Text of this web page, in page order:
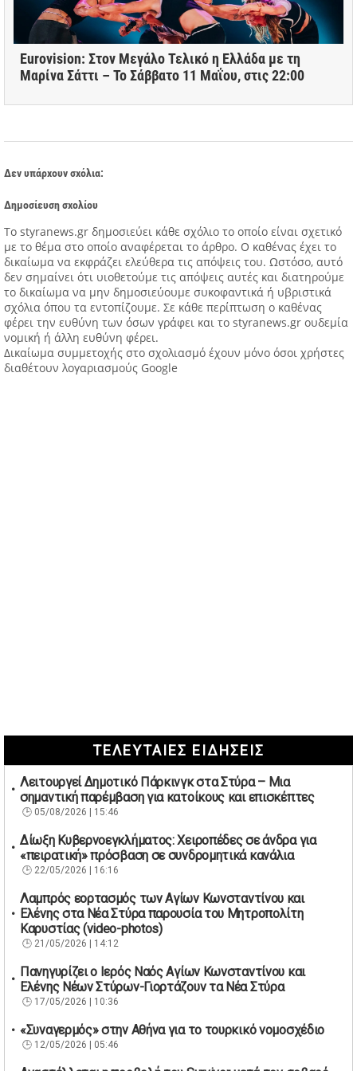
Eurovision: Στον Μεγάλο Τελικό η Ελλάδα με τη
Μαρίνα Σάττι – Το Σάββατο 11 Μαΐου, στις 22:00
Δεν υπάρχουν σχόλια:
Δημοσίευση σχολίου
Tο styranews.gr δημοσιεύει κάθε σχόλιο το οποίο είναι σχετικό
με το θέμα στο οποίο αναφέρεται το άρθρο. Ο καθένας έχει το
δικαίωμα να εκφράζει ελεύθερα τις απόψεις του. Ωστόσο, αυτό
δεν σημαίνει ότι υιοθετούμε τις απόψεις αυτές και διατηρούμε
το δικαίωμα να μην δημοσιεύουμε συκοφαντικά ή υβριστικά
σχόλια όπου τα εντοπίζουμε. Σε κάθε περίπτωση ο καθένας
φέρει την ευθύνη των όσων γράφει και το styranews.gr ουδεμία
νομική ή άλλη ευθύνη φέρει.
Δικαίωμα συμμετοχής στο σχολιασμό έχουν μόνο όσοι χρήστες
διαθέτουν λογαριασμούς Google
ΤΕΛΕΥΤΑΙΕΣ ΕΙΔΗΣΕΙΣ
Λειτουργεί Δημοτικό Πάρκινγκ στα Στύρα – Μια
σημαντική παρέμβαση για κατοίκους και επισκέπτες
05/08/2026 | 15:46
Δίωξη Κυβερνοεγκλήματος: Χειροπέδες σε άνδρα για
«πειρατική» πρόσβαση σε συνδρομητικά κανάλια
22/05/2026 | 16:16
Λαμπρός εορτασμός των Αγίων Κωνσταντίνου και
Ελένης στα Νέα Στύρα παρουσία του Μητροπολίτη
Καρυστίας (video-photos)
21/05/2026 | 14:12
Πανηγυρίζει ο Ιερός Ναός Αγίων Κωνσταντίνου και
Ελένης Νέων Στύρων-Γιορτάζουν τα Νέα Στύρα
17/05/2026 | 10:36
«Συναγερμός» στην Αθήνα για το τουρκικό νομοσχέδιο
12/05/2026 | 05:46